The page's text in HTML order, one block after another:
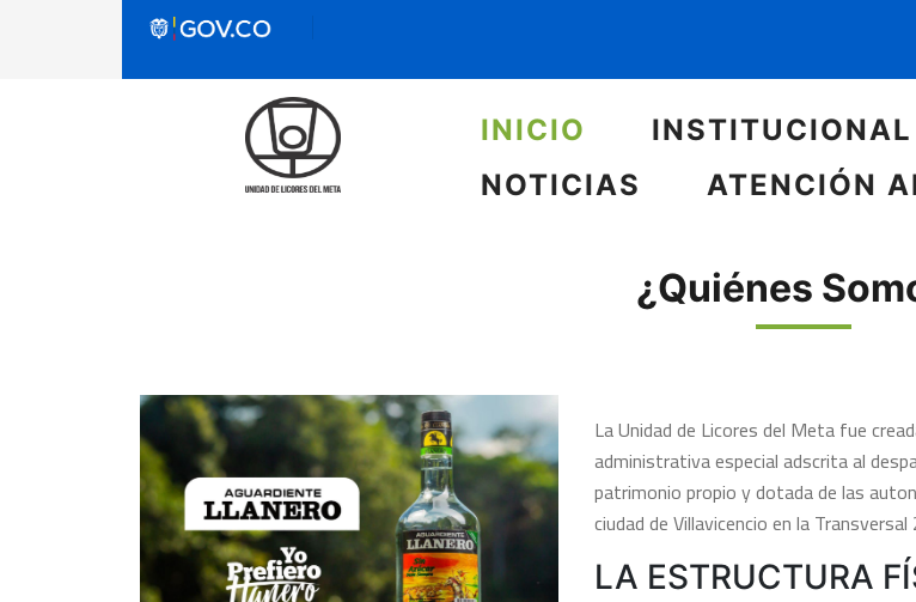
INICIO INSTITUCIONAL
NOTICIAS
ATENCIÓN
¿Quiénes
La Unidad de Licores del Meta fue
administrativa especial adscrita al
patrimonio propio y dotada de las
ciudad de Villavicencio en la
LA ESTRUCTURA